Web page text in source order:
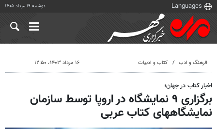
دوشنبه ۱۹ مرداد ۱۴۰۵
فرهنگ و ادب کتاب و ادبیات ۱۶ مرداد ۱۴۰۳، ۱۲:۵۰
اخبار کتاب در جهان؛
برگزاری ۹ نمایشگاه در اروپا توسط سازمان
نمایشگاههای کتاب عربی